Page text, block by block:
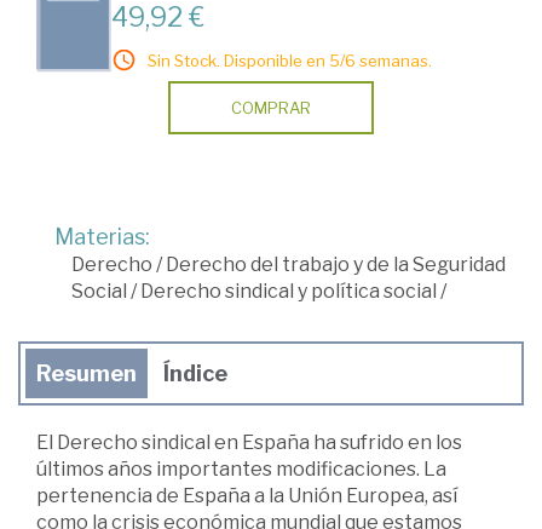
49,92 €
Sin Stock. Disponible en 5/6 semanas.
COMPRAR
Materias:
Derecho / Derecho del trabajo y de la Seguridad
Social / Derecho sindical y política social /
Resumen Índice
El Derecho sindical en España ha sufrido en los
últimos años importantes modificaciones. La
pertenencia de España a la Unión Europea, así
como la crisis económica mundial que estamos